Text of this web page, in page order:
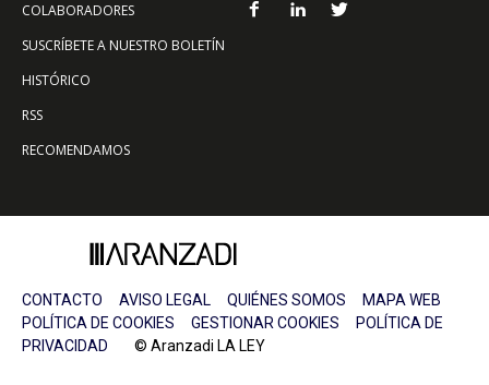
COLABORADORES
SUSCRÍBETE A NUESTRO BOLETÍN
HISTÓRICO
RSS
RECOMENDAMOS
CONTACTO AVISO LEGAL QUIÉNES SOMOS
MAPA WEB
POLÍTICA DE COOKIES
GESTIONAR COOKIES
POLÍTICA DE
PRIVACIDAD © Aranzadi LA LEY